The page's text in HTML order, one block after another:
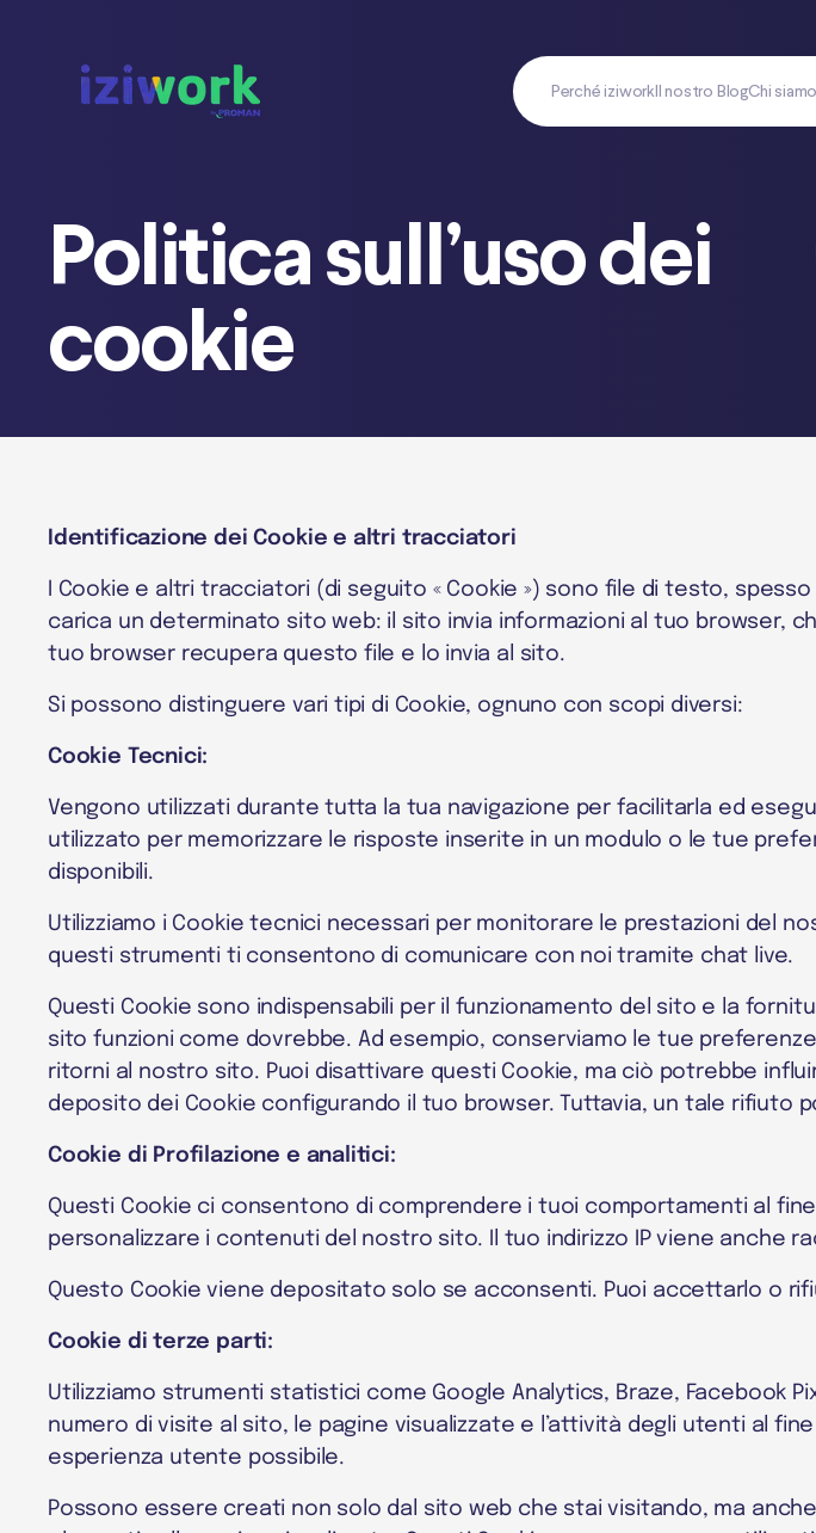
Perché iziwork Il nostro BlogChi siamo
Politica sull’uso dei
cookie
Identificazione dei Cookie e altri tracciatori
I Cookie e altri tracciatori (di seguito « Cookie ») sono file di testo,
carica un determinato sito web: il sito invia informazioni al tuo browser,
tuo browser recupera questo file e lo invia al sito.
Si possono distinguere vari tipi di Cookie, ognuno con scopi diversi:
Cookie Tecnici:
Vengono utilizzati durante tutta la tua navigazione per facilitarla ed
utilizzato per memorizzare le risposte inserite in un modulo o le tue
disponibili.
Utilizziamo i Cookie tecnici necessari per monitorare le prestazioni del
questi strumenti ti consentono di comunicare con noi tramite chat live.
Questi Cookie sono indispensabili per il funzionamento del sito e la
sito funzioni come dovrebbe. Ad esempio, conserviamo le tue
ritorni al nostro sito. Puoi disattivare questi Cookie, ma ciò potrebbe
deposito dei Cookie configurando il tuo browser. Tuttavia, un tale rifiuto
Cookie di Profilazione e analitici:
Questi Cookie ci consentono di comprendere i tuoi comportamenti al
personalizzare i contenuti del nostro sito. Il tuo indirizzo IP viene
Questo Cookie viene depositato solo se acconsenti. Puoi accettarlo o
Cookie di terze parti:
Utilizziamo strumenti statistici come Google Analytics, Braze, Facebook
numero di visite al sito, le pagine visualizzate e l’attività degli utenti al
esperienza utente possibile.
Possono essere creati non solo dal sito web che stai visitando, ma